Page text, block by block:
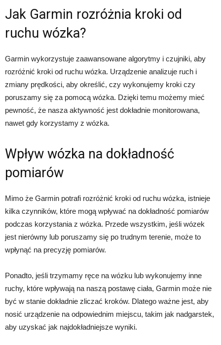
Jak Garmin rozróżnia kroki od
ruchu wózka?
Garmin wykorzystuje zaawansowane algorytmy i czujniki, aby
rozróżnić kroki od ruchu wózka. Urządzenie analizuje ruch i
zmiany prędkości, aby określić, czy wykonujemy kroki czy
poruszamy się za pomocą wózka. Dzięki temu możemy mieć
pewność, że nasza aktywność jest dokładnie monitorowana,
nawet gdy korzystamy z wózka.
Wpływ wózka na dokładność
pomiarów
Mimo że Garmin potrafi rozróżnić kroki od ruchu wózka, istnieje
kilka czynników, które mogą wpływać na dokładność pomiarów
podczas korzystania z wózka. Przede wszystkim, jeśli wózek
jest nierówny lub poruszamy się po trudnym terenie, może to
wpłynąć na precyzję pomiarów.
Ponadto, jeśli trzymamy ręce na wózku lub wykonujemy inne
ruchy, które wpływają na naszą postawę ciała, Garmin może nie
być w stanie dokładnie zliczać kroków. Dlatego ważne jest, aby
nosić urządzenie na odpowiednim miejscu, takim jak nadgarstek,
aby uzyskać jak najdokładniejsze wyniki.